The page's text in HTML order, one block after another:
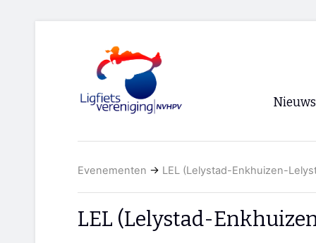
Nieuws
Evenementen → LEL (Lelystad-Enkhuizen-
LEL (Lelystad-